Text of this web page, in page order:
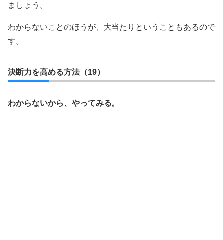
ましょう。
わからないことのほうが、大当たりということもあるので
す。
決断力を高める方法（19）
わからないから、やってみる。